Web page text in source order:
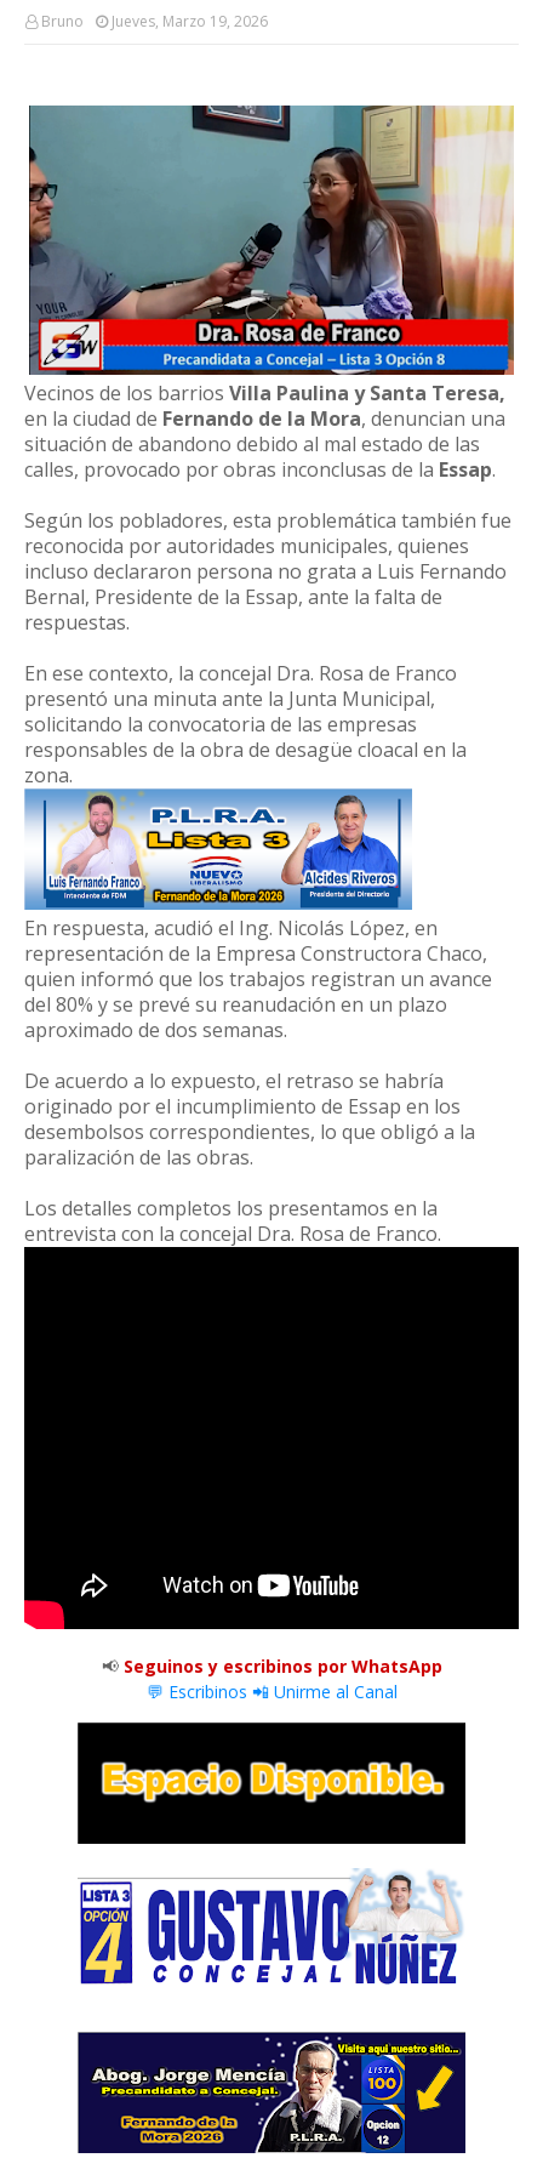
Bruno Jueves, Marzo 19, 2026
Vecinos de los barrios Villa Paulina y Santa Teresa,
en la ciudad de Fernando de la Mora, denuncian una
situación de abandono debido al mal estado de las
calles, provocado por obras inconclusas de la Essap.
Según los pobladores, esta problemática también fue
reconocida por autoridades municipales, quienes
incluso declararon persona no grata a Luis Fernando
Bernal, Presidente de la Essap, ante la falta de
respuestas.
En ese contexto, la concejal Dra. Rosa de Franco
presentó una minuta ante la Junta Municipal,
solicitando la convocatoria de las empresas
responsables de la obra de desagüe cloacal en la
zona.
En respuesta, acudió el Ing. Nicolás López, en
representación de la Empresa Constructora Chaco,
quien informó que los trabajos registran un avance
del 80% y se prevé su reanudación en un plazo
aproximado de dos semanas.
De acuerdo a lo expuesto, el retraso se habría
originado por el incumplimiento de Essap en los
desembolsos correspondientes, lo que obligó a la
paralización de las obras.
Los detalles completos los presentamos en la
entrevista con la concejal Dra. Rosa de Franco.
📢 Seguinos y escribinos por WhatsApp
💬 Escribinos 📲 Unirme al Canal